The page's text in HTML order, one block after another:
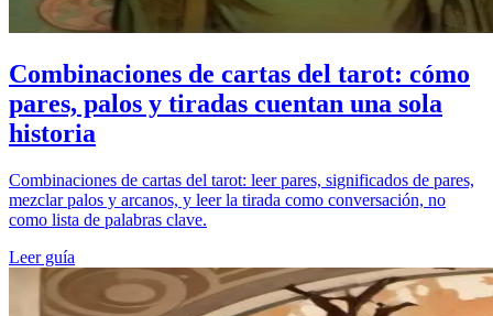
Combinaciones de cartas del tarot: cómo
pares, palos y tiradas cuentan una sola
historia
Combinaciones de cartas del tarot: leer pares, significados de pares,
mezclar palos y arcanos, y leer la tirada como conversación, no
como lista de palabras clave.
Leer guía